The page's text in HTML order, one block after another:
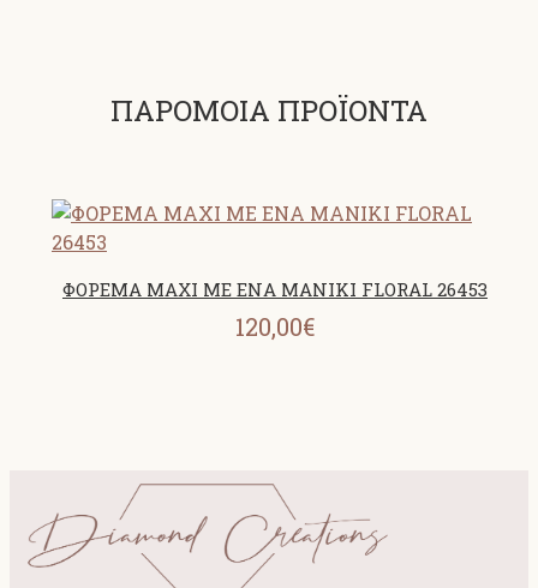
ΠΑΡΟΜΟΙΑ ΠΡΟΪΟΝΤΑ
ΦΟΡΕΜΑ MAXI ΜΕ ΕΝΑ ΜΑΝΙΚΙ FLORAL 26453
120,00€